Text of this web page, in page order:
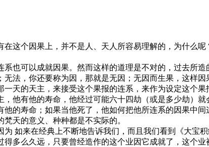
个因果上，并不是人、天人所容易理解的，为什么呢
可以成就因果。然而这样的道理是不对的，过去所造
法，你还要称为因，那就是无因；无因而生果，这样因
的天主，来接受这个果报的连系，来作为设定这个果
他有他的寿命，他经过可能六十四劫（或是多少劫）
的寿命；如果当他死了，他如何把他所连系的因果中
天的意义、种种都是不实际的。
来在经典上不断地告诉我们，而且我们看到《大宝
多么久远，只要曾经造作的这个业因它成就了，这个